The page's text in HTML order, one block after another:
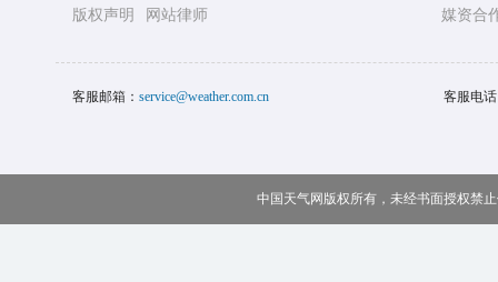
版权声明
网站律师
媒资合
客服邮箱： service@weather.com.cn 客服电
中国天气网版权所有，未经书面授权